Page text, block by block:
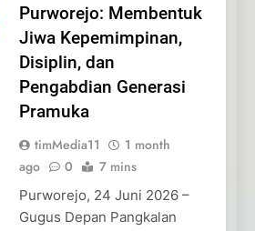
Purworejo: Membentuk
Jiwa Kepemimpinan,
Disiplin, dan
Pengabdian Generasi
Pramuka
timMedia11
1 month
ago
0 7 mins
Purworejo, 24 Juni 2026 –
Gugus Depan Pangkalan